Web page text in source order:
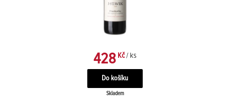
428 Kč / ks
Skladem